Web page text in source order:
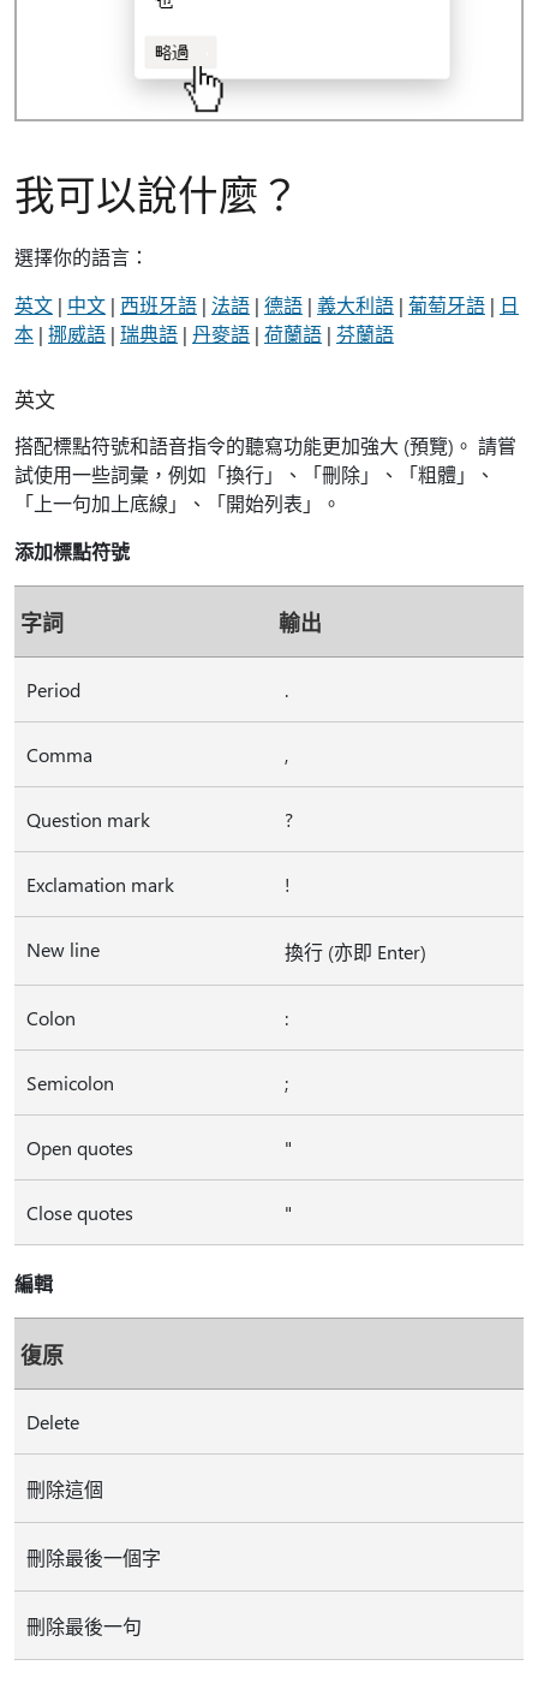
我可以說什麼？
選擇你的語言：
英文 | 中文 | 西班牙語 | 法語 | 德語 | 義大利語 | 葡萄牙語 | 日
本 | 挪威語 | 瑞典語 | 丹麥語 | 荷蘭語 | 芬蘭語
英文
搭配標點符號和語音指令的聽寫功能更加強大 (預覽)。 請嘗
試使用一些詞彙，例如「換行」、「刪除」、「粗體」、
「上一句加上底線」、「開始列表」。
添加標點符號
字詞 輸出
Period .
Comma ,
Question mark ?
Exclamation mark !
New line 換行 (亦即 Enter)
Colon :
Semicolon ;
Open quotes "
Close quotes "
編輯
復原
Delete
刪除這個
刪除最後一個字
刪除最後一句